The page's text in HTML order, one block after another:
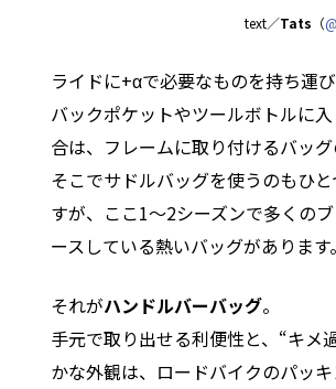
text／Tats （
ライドに+αで必要なものを持ち運び
バックポケットやツールボトルに
合は、フレームに取り付けるバッグ
そこでサドルバッグを使うのもひ
すが、ここ1〜2シーズンで多くの
ースしている熱いバッグがあります。
それがハンドルバーバッグ。
手元で取り出せる利便性と、“キメ
かな外観は、ロードバイクのパッ